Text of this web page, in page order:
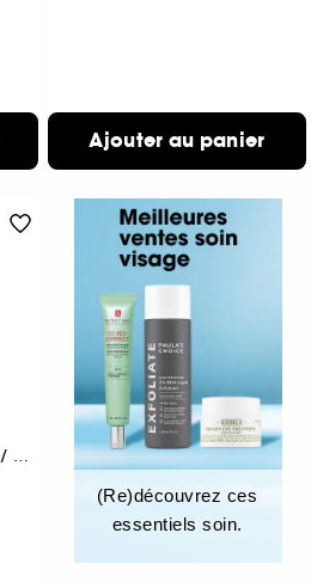
Ajouter au panier
Démaquillant Facile Yeux / Lèvres
(Re)découvrez ces
essentiels soin.